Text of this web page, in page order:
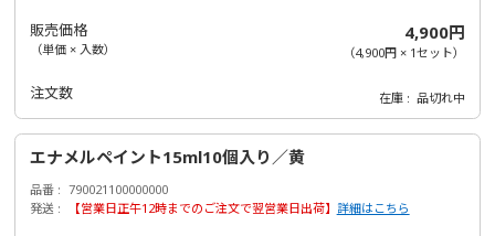
販売価格
（単価 × 入数）
4,900円
（4,900円× 1セット）
注文数 在庫 品切れ中
エナメルペイント15ml10個入り／黄
品番
790021100000000
発送
【営業日正午12時までのご注文で翌営業日出荷】 詳細はこちら